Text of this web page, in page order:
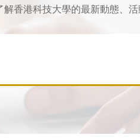
解香港科技大學的最新動態、活